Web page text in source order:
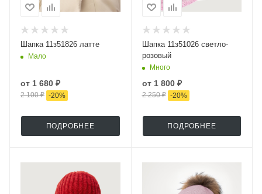
Шапка 11з51826 латте
Мало
от 1 680 ₽
2 100 ₽ -20%
ПОДРОБНЕЕ
Шапка 11з51026 светло-
розовый
Много
от 1 800 ₽
2 250 ₽ -20%
ПОДРОБНЕЕ